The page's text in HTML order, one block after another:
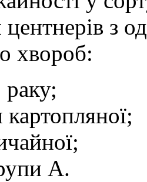
центнерів з
хвороб:
А.